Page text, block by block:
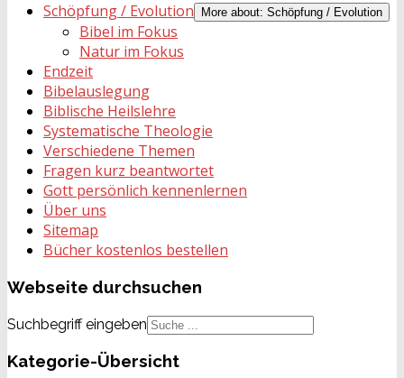
Schöpfung / Evolution
More about: Schöpfung / Evolution
Bibel im Fokus
Natur im Fokus
Endzeit
Bibelauslegung
Biblische Heilslehre
Systematische Theologie
Verschiedene Themen
Fragen kurz beantwortet
Gott persönlich kennenlernen
Über uns
Sitemap
Bücher kostenlos bestellen
Webseite durchsuchen
Suchbegriff eingeben
Kategorie-Übersicht